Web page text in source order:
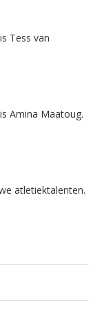
Tess van
Amina Maatoug.
atletiektalenten.